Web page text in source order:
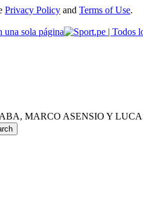
Privacy Policy and Terms of Use.
MARCO ASENSIO Y